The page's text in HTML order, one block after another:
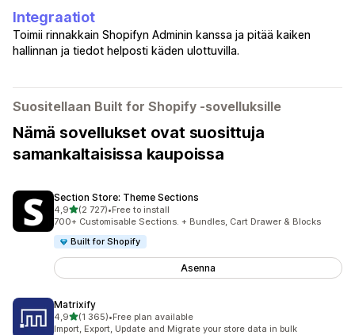
Integraatiot
Toimii rinnakkain Shopifyn Adminin kanssa ja pitää kaiken
hallinnan ja tiedot helposti käden ulottuvilla.
Suositellaan Built for Shopify ‑sovelluksille
Nämä sovellukset ovat suosittuja
samankaltaisissa kaupoissa
Section Store: Theme Sections
4,9/ 5 tähteä
(2 727)
2727 arvostelua yhteensä
•Free to install
700+ Customisable Sections. + Bundles, Cart Drawer & Blocks
Built for Shopify
Asenna
Matrixify
4,9/ 5 tähteä
(1 365)
1365 arvostelua yhteensä
•Free plan available
Import, Export, Update and Migrate your store data in bulk